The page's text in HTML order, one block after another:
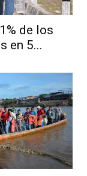
de los
en 5...